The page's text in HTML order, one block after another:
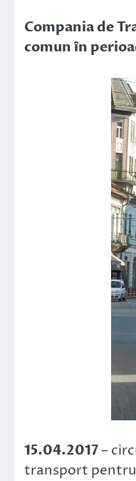
Compania de
comun în
15.04.2017–
transport pentru